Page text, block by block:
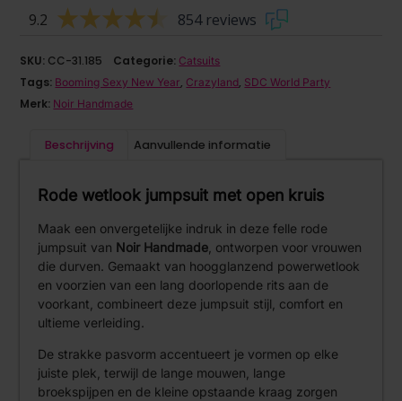
9.2 854 reviews
SKU: CC-31.185 Categorie: Catsuits
Tags: Booming Sexy New Year, Crazyland, SDC World Party
Merk: Noir Handmade
Beschrijving Aanvullende informatie
Rode wetlook jumpsuit met open kruis
Maak een onvergetelijke indruk in deze felle rode
jumpsuit van Noir Handmade , ontworpen voor vrouwen
die durven. Gemaakt van hoogglanzend powerwetlook
en voorzien van een lang doorlopende rits aan de
voorkant, combineert deze jumpsuit stijl, comfort en
ultieme verleiding.
De strakke pasvorm accentueert je vormen op elke
juiste plek, terwijl de lange mouwen, lange
broekspijpen en de kleine opstaande kraag zorgen